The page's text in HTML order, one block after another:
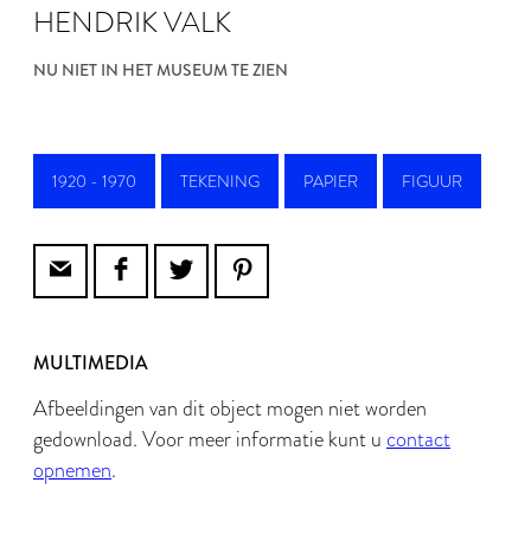
HENDRIK VALK
NU NIET IN HET MUSEUM TE ZIEN
1920 - 1970 TEKENING PAPIER FIGUUR
MULTIMEDIA
Afbeeldingen van dit object mogen niet worden
gedownload. Voor meer informatie kunt u contact
opnemen.